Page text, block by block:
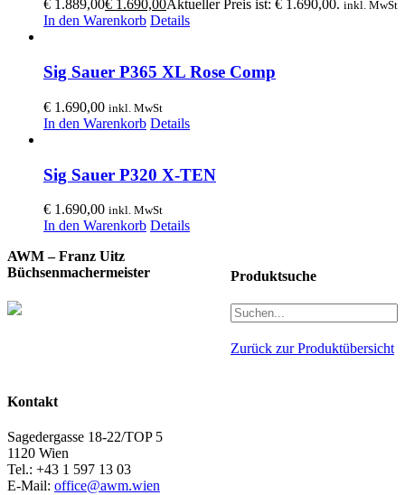
€ 1.889,00€ 1.690,00Aktueller Preis ist: € 1.690,00. inkl. MwSt
In den Warenkorb Details
Sig Sauer P365 XL Rose Comp
€ 1.690,00 inkl. MwSt
In den Warenkorb Details
Sig Sauer P320 X-TEN
€ 1.690,00 inkl. MwSt
In den Warenkorb Details
Produktsuche
Zurück zur Produktübersicht
AWM – Franz Uitz
Büchsenmachermeister
Kontakt
Sagedergasse 18-22/TOP 5
1120 Wien
Tel.: +43 1 597 13 03
E-Mail: office@awm.wien